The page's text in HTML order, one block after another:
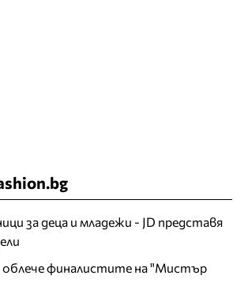
за деца и младежи - JD представя
облече финалистите на "Мистър